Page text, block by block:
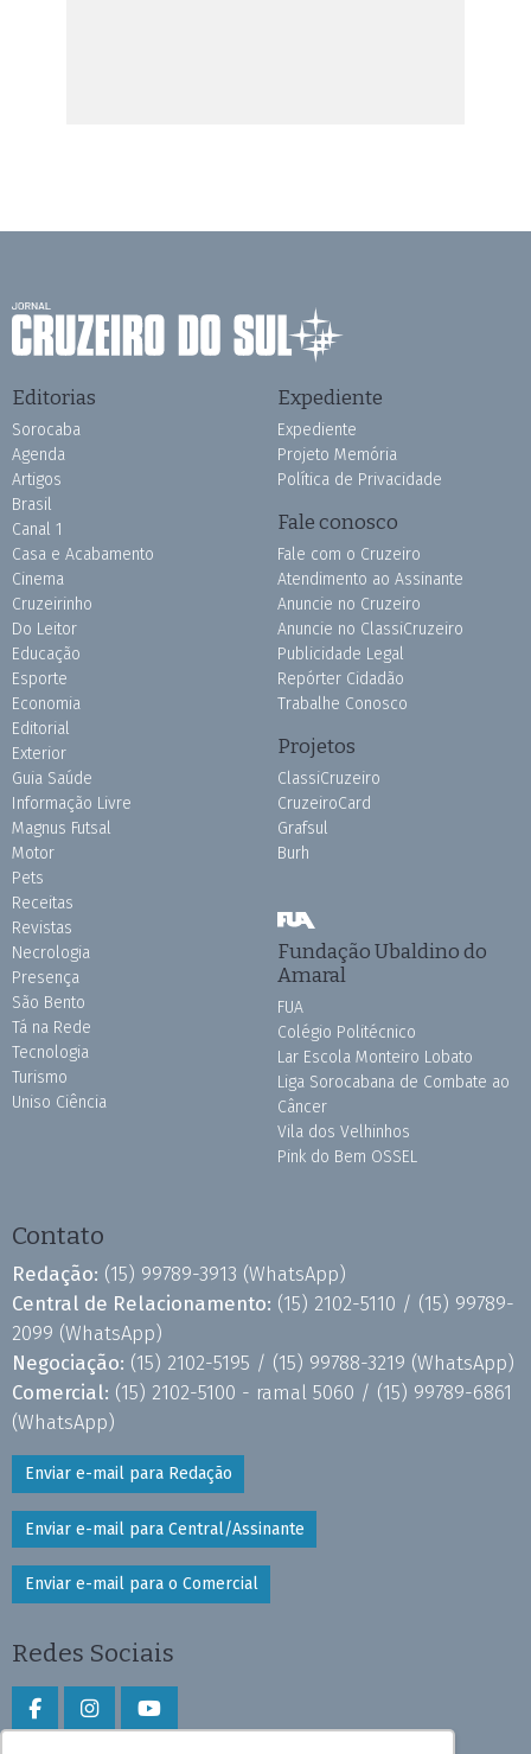
Editorias
Sorocaba
Agenda
Artigos
Brasil
Canal 1
Casa e Acabamento
Cinema
Cruzeirinho
Do Leitor
Educação
Esporte
Economia
Editorial
Exterior
Guia Saúde
Informação Livre
Magnus Futsal
Motor
Pets
Receitas
Revistas
Necrologia
Presença
São Bento
Tá na Rede
Tecnologia
Turismo
Uniso Ciência
Expediente
Expediente
Projeto Memória
Política de Privacidade
Fale conosco
Fale com o Cruzeiro
Atendimento ao Assinante
Anuncie no Cruzeiro
Anuncie no ClassiCruzeiro
Publicidade Legal
Repórter Cidadão
Trabalhe Conosco
Projetos
ClassiCruzeiro
CruzeiroCard
Grafsul
Burh
Fundação Ubaldino do
Amaral
FUA
Colégio Politécnico
Lar Escola Monteiro Lobato
Liga Sorocabana de Combate ao
Câncer
Vila dos Velhinhos
Pink do Bem OSSEL
Contato
Redação: (15) 99789-3913 (WhatsApp)
Central de Relacionamento: (15) 2102-5110 / (15) 99789-
2099 (WhatsApp)
Negociação: (15) 2102-5195 / (15) 99788-3219 (WhatsApp)
Comercial: (15) 2102-5100 - ramal 5060 / (15) 99789-6861
(WhatsApp)
Enviar e-mail para Redação
Enviar e-mail para Central/Assinante
Enviar e-mail para o Comercial
Redes Sociais